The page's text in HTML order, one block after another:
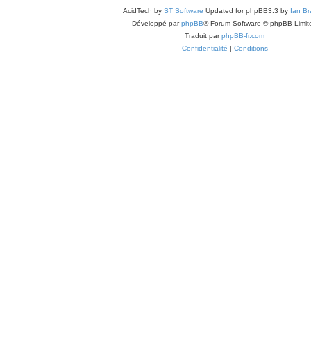
AcidTech by ST Software Updated for phpBB3.3 by Ian
Développé parphpBB® Forum Software © phpBB
Traduit parphpBB-fr.com
Confidentialité | Conditions